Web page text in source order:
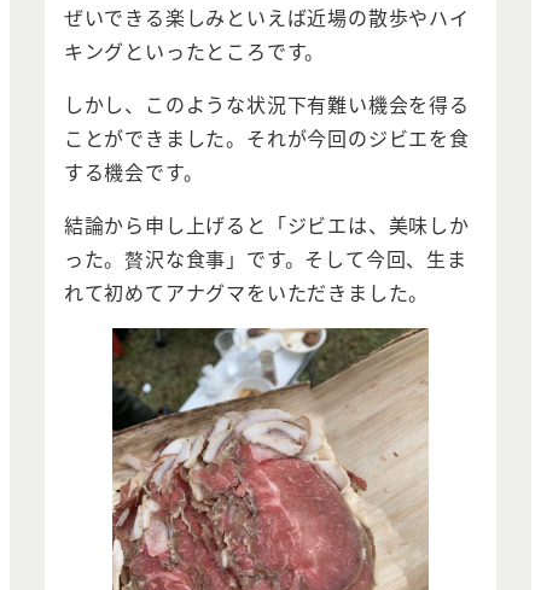
ぜいできる楽しみといえば近場の散歩やハイ
キングといったところです。
しかし、このような状況下有難い機会を得る
ことができました。それが今回のジビエを食
する機会です。
結論から申し上げると「ジビエは、美味しか
った。贅沢な食事」です。そして今回、生ま
れて初めてアナグマをいただきました。